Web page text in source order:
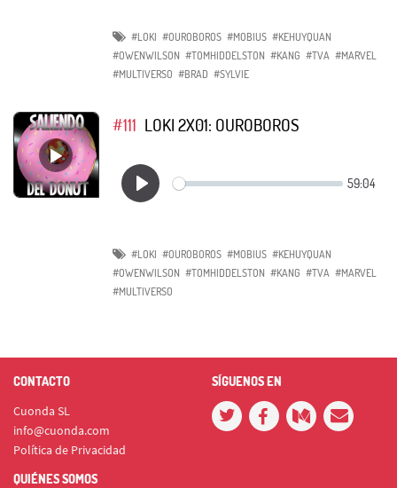
#LOKI #OUROBOROS #MOBIUS #KEHUYQUAN
#OWENWILSON #TOMHIDDELSTON #KANG #TVA #MARVEL
#MULTIVERSO #BRAD #SYLVIE
#111 LOKI 2X01: OUROBOROS
#LOKI #OUROBOROS #MOBIUS #KEHUYQUAN
#OWENWILSON #TOMHIDDELSTON #KANG #TVA #MARVEL
#MULTIVERSO
CONTACTO
Cuonda SL
info@cuonda.com
Política de Privacidad
SÍGUENOS EN
QUIÉNES SOMOS